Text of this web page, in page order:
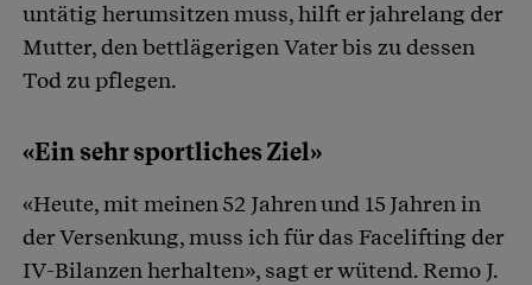
untätig herumsitzen muss, hilft er jahrelang der
Mutter, den bettlägerigen Vater bis zu dessen
Tod zu pflegen.
«Ein sehr sportliches Ziel»
«Heute, mit meinen 52 Jahren und 15 Jahren in
der Versenkung, muss ich für das Facelifting der
IV-Bilanzen herhalten», sagt er wütend. Remo J.